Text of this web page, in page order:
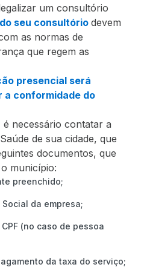
um consultório
seu consultório devem
as normas de
que regem as
presencial será
conformidade do
necessário contatar a
de sua cidade, que
documentos, que
município:
preenchido;
da empresa;
(no caso de pessoa
da taxa do serviço;